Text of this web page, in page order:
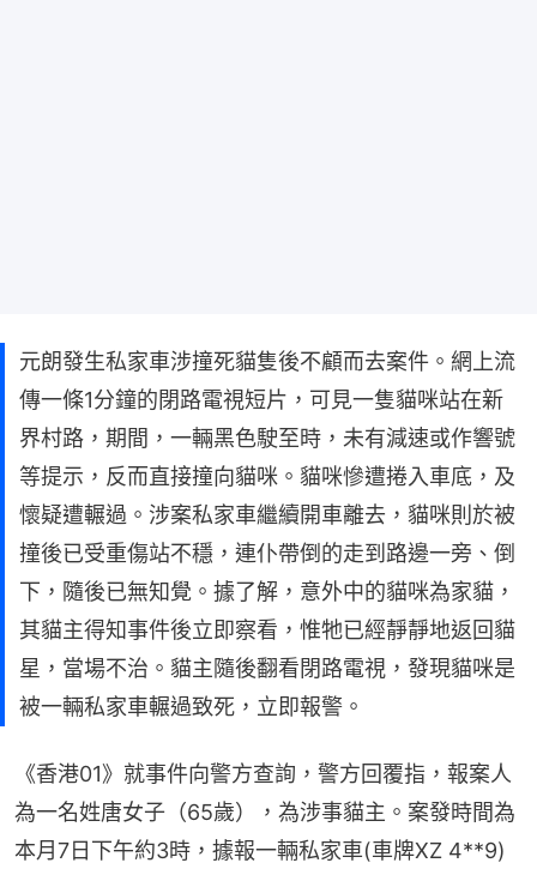
元朗發生私家車涉撞死貓隻後不顧而去案件。網上流
傳一條1分鐘的閉路電視短片，可見一隻貓咪站在新
界村路，期間，一輛黑色駛至時，未有減速或作響號
等提示，反而直接撞向貓咪。貓咪慘遭捲入車底，及
懷疑遭輾過。涉案私家車繼續開車離去，貓咪則於被
撞後已受重傷站不穩，連仆帶倒的走到路邊一旁、倒
下，隨後已無知覺。據了解，意外中的貓咪為家貓，
其貓主得知事件後立即察看，惟牠已經靜靜地返回貓
星，當場不治。貓主隨後翻看閉路電視，發現貓咪是
被一輛私家車輾過致死，立即報警。
《香港01》就事件向警方查詢，警方回覆指，報案人
為一名姓唐女子（65歲），為涉事貓主。案發時間為
本月7日下午約3時，據報一輛私家車(車牌XZ 4**9)